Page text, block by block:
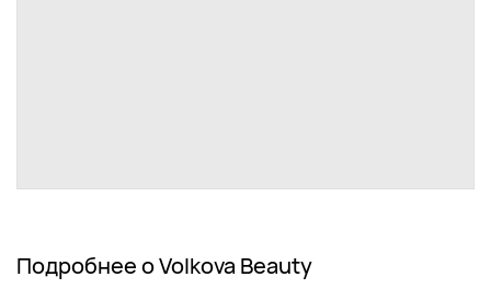
Подробнее о Volkova Beauty